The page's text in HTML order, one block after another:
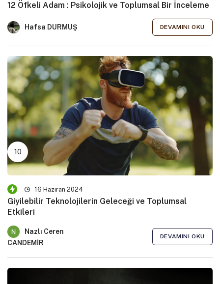
12 Öfkeli Adam : Psikolojik ve Toplumsal Bir İnceleme
Hafsa DURMUŞ DEVAMINI OKU
16 Haziran 2024
Giyilebilir Teknolojilerin Geleceği ve Toplumsal
Etkileri
Nazlı Ceren
CANDEMİR
DEVAMINI OKU